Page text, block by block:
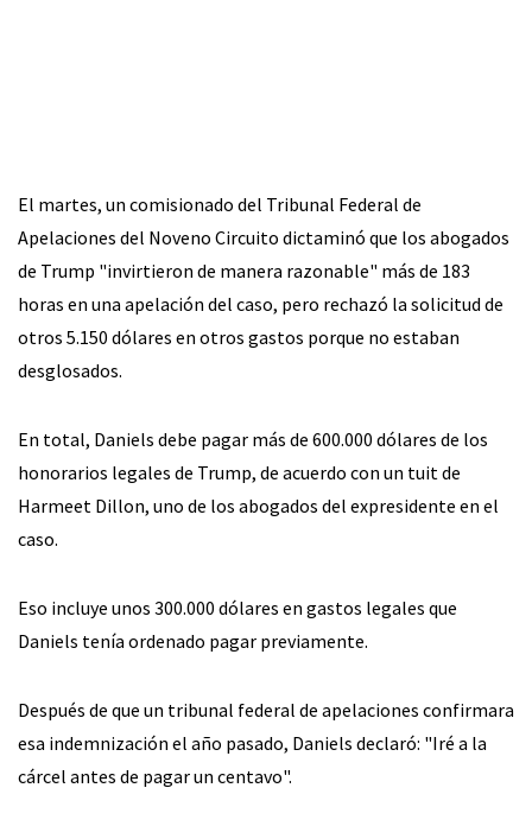
El martes, un comisionado del Tribunal Federal de
Apelaciones del Noveno Circuito dictaminó que los abogados
de Trump "invirtieron de manera razonable" más de 183
horas en una apelación del caso, pero rechazó la solicitud de
otros 5.150 dólares en otros gastos porque no estaban
desglosados.
En total, Daniels debe pagar más de 600.000 dólares de los
honorarios legales de Trump, de acuerdo con un tuit de
Harmeet Dillon, uno de los abogados del expresidente en el
caso.
Eso incluye unos 300.000 dólares en gastos legales que
Daniels tenía ordenado pagar previamente.
Después de que un tribunal federal de apelaciones confirmara
esa indemnización el año pasado, Daniels declaró: "Iré a la
cárcel antes de pagar un centavo".